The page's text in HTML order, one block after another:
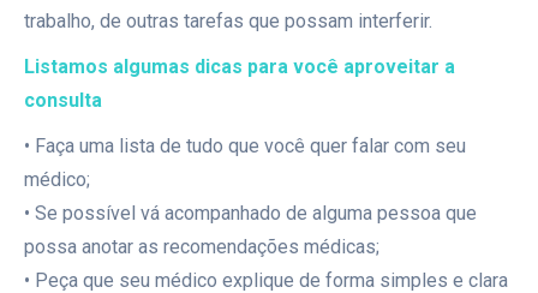
trabalho, de outras tarefas que possam interferir.
Listamos algumas dicas para você aproveitar a
consulta
• Faça uma lista de tudo que você quer falar com seu
médico;
• Se possível vá acompanhado de alguma pessoa que
possa anotar as recomendações médicas;
• Peça que seu médico explique de forma simples e clara